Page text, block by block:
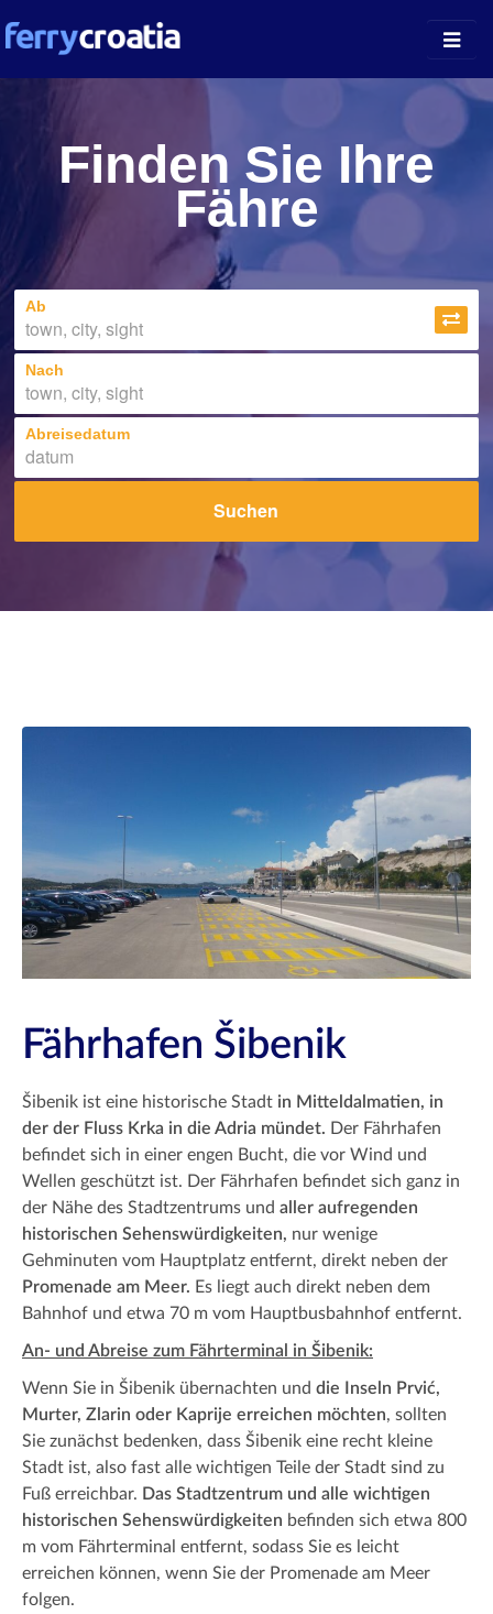
Inselführer
News
Über uns
Finden Sie Ihre
Fähre
Ab
Nach
Abreisedatum
Suchen
Fährhafen Šibenik
Šibenik ist eine historische Stadt in Mitteldalmatien, in
der der Fluss Krka in die Adria mündet. Der Fährhafen
befindet sich in einer engen Bucht, die vor Wind und
Wellen geschützt ist. Der Fährhafen befindet sich ganz in
der Nähe des Stadtzentrums und aller aufregenden
historischen Sehenswürdigkeiten, nur wenige
Gehminuten vom Hauptplatz entfernt, direkt neben der
Promenade am Meer. Es liegt auch direkt neben dem
Bahnhof und etwa 70 m vom Hauptbusbahnhof entfernt.
An- und Abreise zum Fährterminal in Šibenik:
Wenn Sie in Šibenik übernachten und die Inseln Prvić,
Murter, Zlarin oder Kaprije erreichen möchten, sollten
Sie zunächst bedenken, dass Šibenik eine recht kleine
Stadt ist, also fast alle wichtigen Teile der Stadt sind zu
Fuß erreichbar. Das Stadtzentrum und alle wichtigen
historischen Sehenswürdigkeiten befinden sich etwa 800
m vom Fährterminal entfernt, sodass Sie es leicht
erreichen können, wenn Sie der Promenade am Meer
folgen.